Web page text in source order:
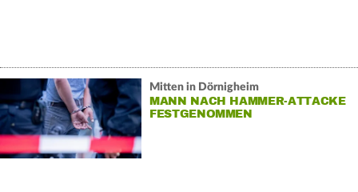
Mitten in Dörnigheim
MANN NACH HAMMER-ATTACKE
FESTGENOMMEN